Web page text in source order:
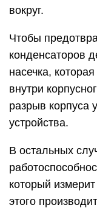
вокруг.
Чтобы
конденсаторов
насечка,
внутри
разрыв корпуса
устройства.
В остальных
который
этого